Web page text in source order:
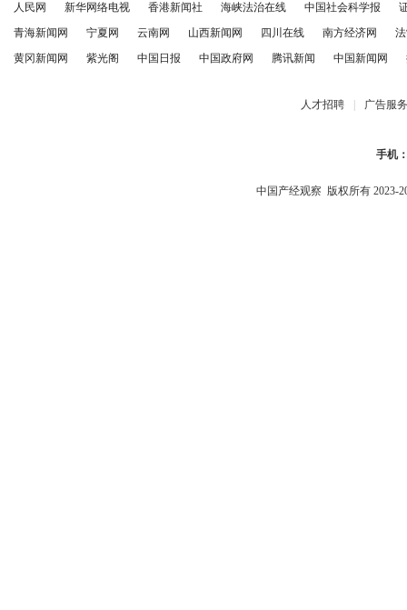
人民网 新华网络电视 香港新闻社 海峡法治在线 中国社会科学报
青海新闻网
宁夏网 云南网 山西新闻网 四川在线 南方经济网
黄冈新闻网
紫光阁 中国日报 中国政府网 腾讯新闻 中国新闻网
人才招聘 广告服务
手机
中国产经观察 版权所有 2023-